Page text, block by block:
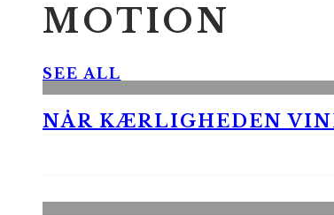
MOTION
SEE ALL
NÅR KÆRLIGHEDEN